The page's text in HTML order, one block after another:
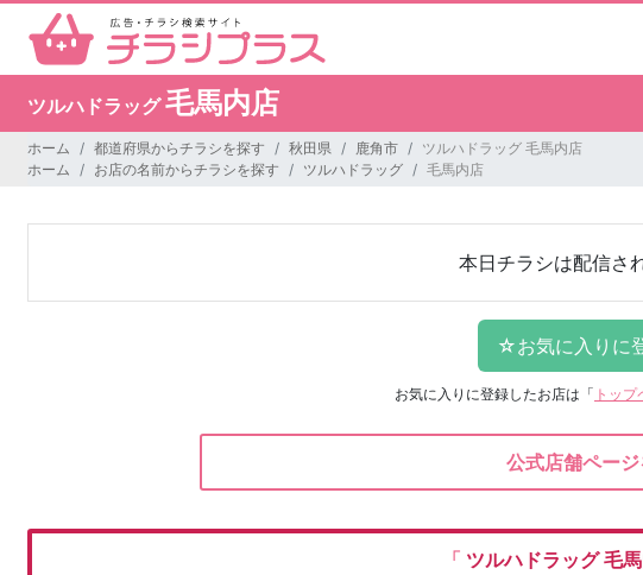
ツルハドラッグ毛馬内店
ホーム 都道府県からチラシを探す 秋田県 鹿角市
ツルハドラッグ 毛馬内店
ホーム
お店の名前からチラシを探す ツルハドラッグ 毛馬内店
本日チラシは配信さ
お気に入りに登録したお店は 「 トップ
公式店舗ページ
「 ツルハドラッグ毛